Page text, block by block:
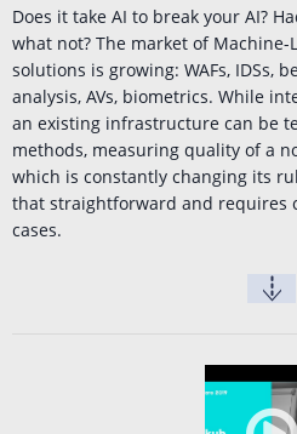
Does it take AI to break your AI?
what not? The market of
solutions is growing: WAFs, IDSs,
analysis, AVs, biometrics. While
an existing infrastructure can be
methods, measuring quality of a
which is constantly changing its
that straightforward and requires
cases.